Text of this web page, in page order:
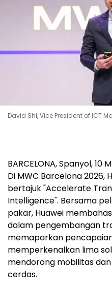
David Shi, Vice President of ICT
BARCELONA, Spanyol,10
Di MWC Barcelona 2026,
bertajuk "Accelerate
Intelligence". Bersama
pakar, Huawei
dalam pengembangan
memaparkan
memperkenalkan lima
mendorong mobilitas
cerdas.